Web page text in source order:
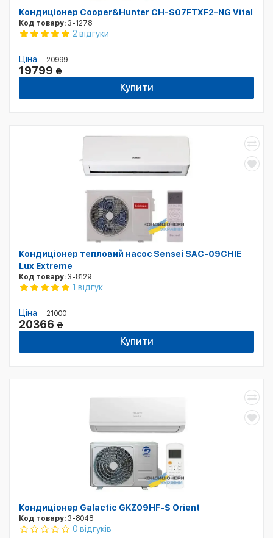
Кондиціонер Cooper&Hunter CH-S07FTXF2-NG Vital
Код товару: 3-1278
2 відгуки
Ціна 20999
19799 ₴
Купити
Кондиціонер тепловий насос Sensei SAC-09CHIE
Lux Extreme
Код товару: 3-8129
1 відгук
Ціна 21000
20366 ₴
Купити
Кондиціонер Galactic GKZ09HF-S Orient
Код товару: 3-8048
0 відгуків